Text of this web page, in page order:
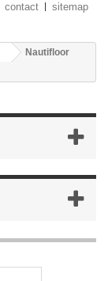
contact sitemap
Nautifloor